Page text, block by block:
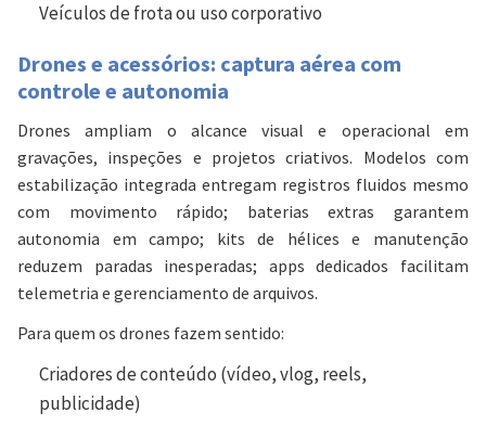
Veículos de frota ou uso corporativo
Drones e acessórios: captura aérea com
controle e autonomia
Drones ampliam o alcance visual e operacional em
gravações, inspeções e projetos criativos. Modelos com
estabilização integrada entregam registros fluidos mesmo
com movimento rápido; baterias extras garantem
autonomia em campo; kits de hélices e manutenção
reduzem paradas inesperadas; apps dedicados facilitam
telemetria e gerenciamento de arquivos.
Para quem os drones fazem sentido:
Criadores de conteúdo (vídeo, vlog, reels,
publicidade)